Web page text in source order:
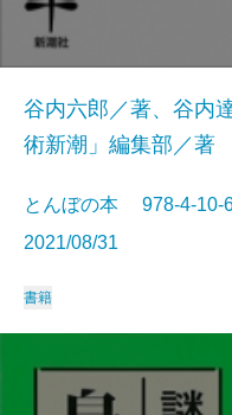
谷内六郎／著、谷内
術新潮」編集部／著
とんぼの本 978-4-
2021/08/31
書籍